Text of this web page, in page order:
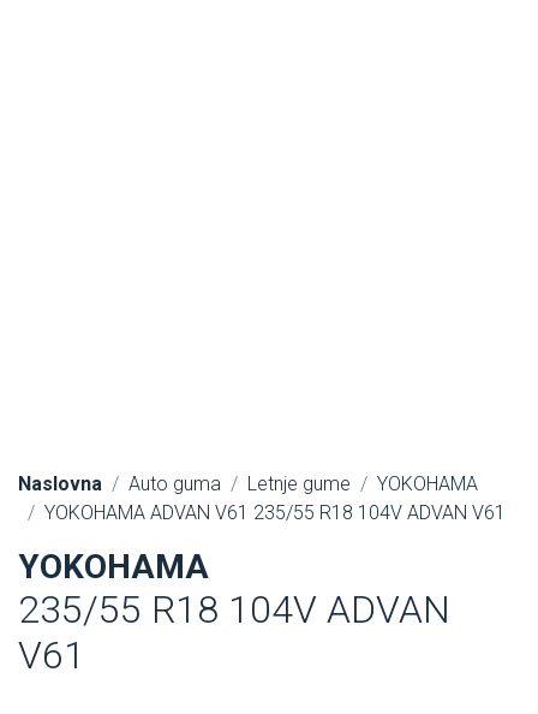
Naslovna Auto guma Letnje gume
YOKOHAMA
YOKOHAMA ADVAN V61 235/55 R18 104V ADVAN V61
YOKOHAMA
235/55 R18 104V ADVAN
V61